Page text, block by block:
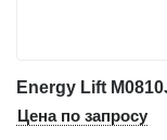
Energy Lift
Цена по запросу